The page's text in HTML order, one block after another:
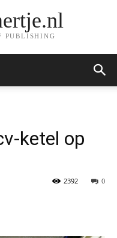
PUBLISHING
ketel op
0
2392